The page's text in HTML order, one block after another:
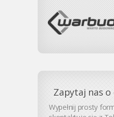
Zapytaj nas
Wypełnij prosty